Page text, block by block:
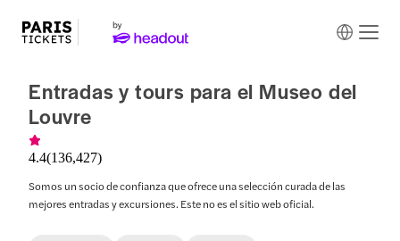
Entradas y tours para el Museo del
Louvre
4.4(136,427)
Somos un socio de confianza que ofrece una selección curada de las
mejores entradas y excursiones. Este no es el sitio web oficial.